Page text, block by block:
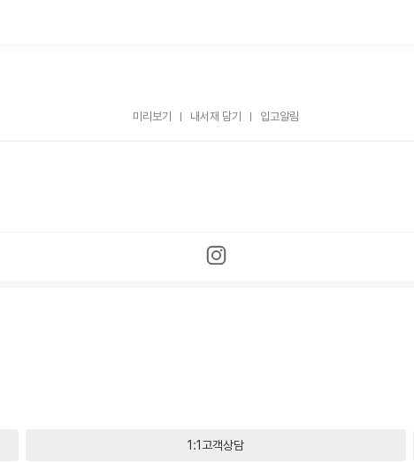
미리보기 내서재 담기 입고알림
1:1고객상담